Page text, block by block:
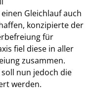
Gleichlauf auch
konzipierte der
für
fiel diese in aller
zusammen.
soll nun jedoch die
werden.